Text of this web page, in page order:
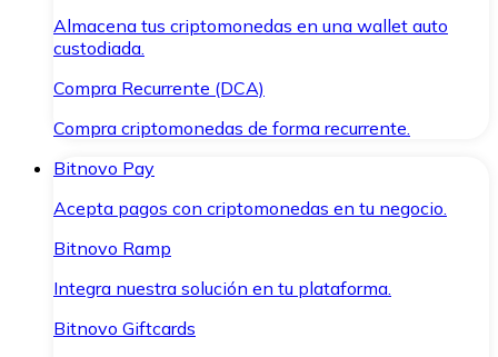
Almacena tus criptomonedas en una wallet auto
custodiada.
Compra Recurrente (DCA)
Compra criptomonedas de forma recurrente.
Bitnovo Pay
Acepta pagos con criptomonedas en tu negocio.
Bitnovo Ramp
Integra nuestra solución en tu plataforma.
Bitnovo Giftcards